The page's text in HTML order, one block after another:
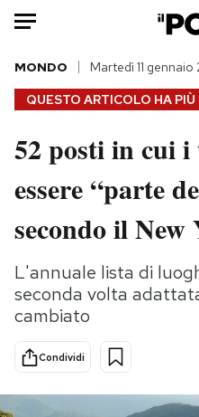
HOME
Italia
Politica
Tecnologia
Scienza
Cultura
Sport
QUESTO ARTICOLO HA PIÙ
MONDO Martedì 11
52 posti in cui
essere “parte
secondo il
L'annuale lista di
seconda volta
cambiato
Condividi